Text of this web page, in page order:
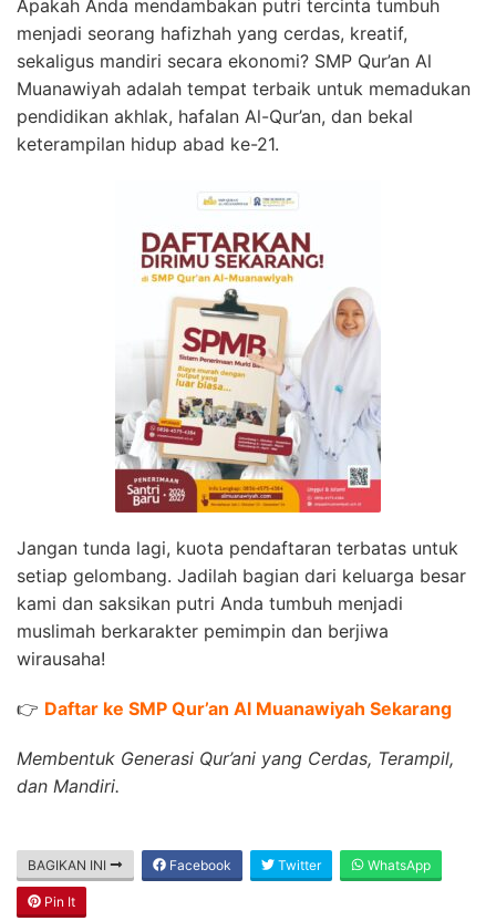
Apakah Anda mendambakan putri tercinta tumbuh
menjadi seorang hafizhah yang cerdas, kreatif,
sekaligus mandiri secara ekonomi? SMP Qur’an Al
Muanawiyah adalah tempat terbaik untuk memadukan
pendidikan akhlak, hafalan Al-Qur’an, dan bekal
keterampilan hidup abad ke-21.
Jangan tunda lagi, kuota pendaftaran terbatas untuk
setiap gelombang. Jadilah bagian dari keluarga besar
kami dan saksikan putri Anda tumbuh menjadi
muslimah berkarakter pemimpin dan berjiwa
wirausaha!
👉 Daftar ke SMP Qur’an Al Muanawiyah Sekarang
Membentuk Generasi Qur’ani yang Cerdas, Terampil,
dan Mandiri.
BAGIKAN INI Facebook Twitter WhatsApp
Pin It